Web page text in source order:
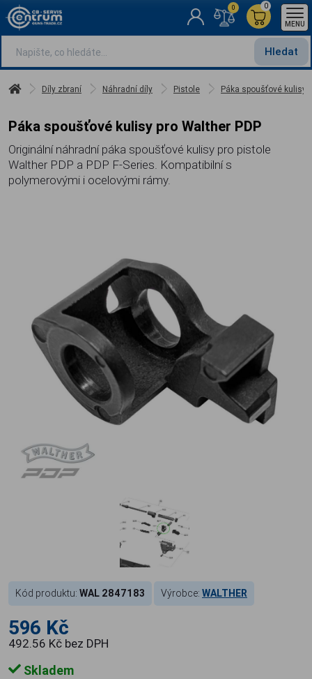
Hledat
0
0
MENU
Díly zbraní Náhradní díly Pistole Páka spoušťové kulisy
Páka spoušťové kulisy pro Walther PDP
Originální náhradní páka spoušťové kulisy pro pistole
Walther PDP a PDP F-Series. Kompatibilní s
polymerovými i ocelovými rámy.
Kód produktu: WAL 2847183 Výrobce: WALTHER
596 Kč
492.56 Kč bez DPH
Skladem